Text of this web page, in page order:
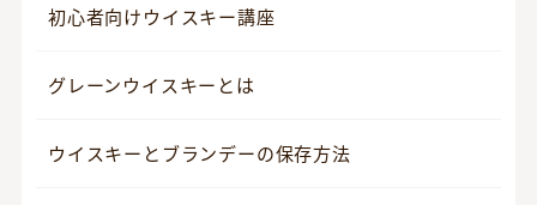
初心者向けウイスキー講座
グレーンウイスキーとは
ウイスキーとブランデーの保存方法